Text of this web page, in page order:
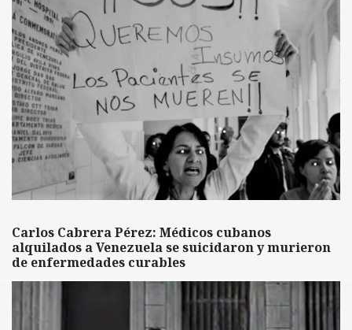
Carlos Cabrera Pérez: Médicos cubanos
alquilados a Venezuela se suicidaron y murieron
de enfermedades curables